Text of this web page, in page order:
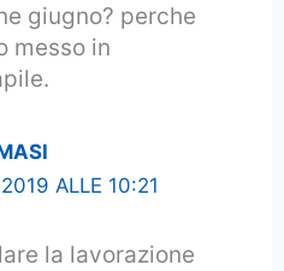
giugno? perche
messo in
ALLE 10:21
la lavorazione